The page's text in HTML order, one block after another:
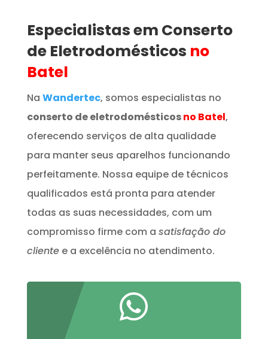
Especialistas em Conserto
de Eletrodomésticos no
Batel
Na Wandertec, somos especialistas no
conserto de eletrodomésticosno Batel,
oferecendo serviços de alta qualidade
para manter seus aparelhos funcionando
perfeitamente. Nossa equipe de técnicos
qualificados está pronta para atender
todas as suas necessidades, com um
compromisso firme com a satisfação do
clientee a excelência no atendimento.
